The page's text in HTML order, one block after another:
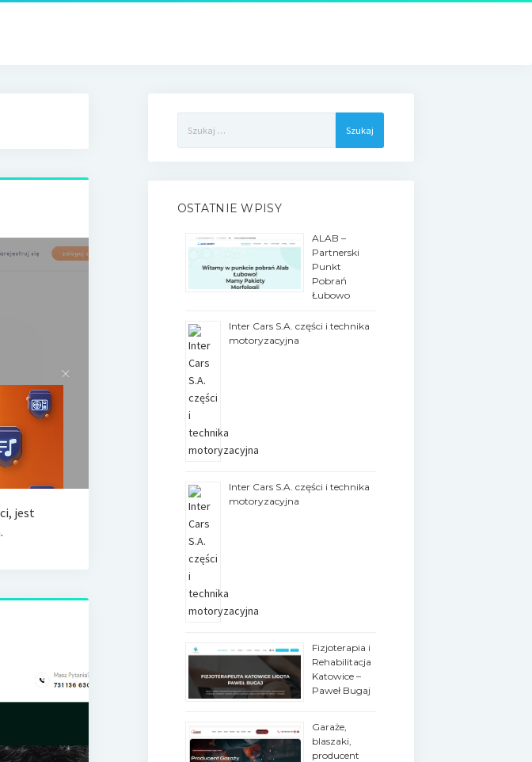
jest
OSTATNIE WPISY
ALAB –
Partnerski
Punkt
Pobrań
Łubowo
Inter Cars S.A. części i technika
motoryzacyjna
Inter Cars S.A. części i technika
motoryzacyjna
Fizjoterapia i
Rehabilitacja
Katowice –
Paweł Bugaj
Garaże,
blaszaki,
producent